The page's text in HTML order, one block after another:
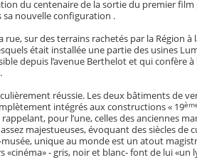
du centenaire de la sortie du premier
sa nouvelle configuration .
sur des terrains rachetés par la Région
était installée une partie des usines
depuis l’avenue Berthelot et qui confère à
réussie. Les deux bâtiments de
intégrés aux constructions « 19
pour l’une, celles des anciennes
majestueuses, évoquant des siècles de
musée, unique au monde est un atout
«cinéma» - gris, noir et blanc- font de lui «un